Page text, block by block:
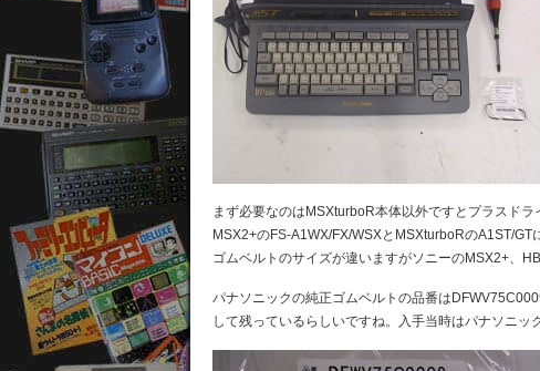
まず必要なのはMSXturboR本体以外ですとプラスド
MSX2+のFS-A1WX/FX/WSXとMSXturboRのA1ST/
ゴムベルトのサイズが違いますがソニーのMSX2+、
パナソニックの純正ゴムベルトの品番は
して残っているらしいですね。入手当時はパナソニッ